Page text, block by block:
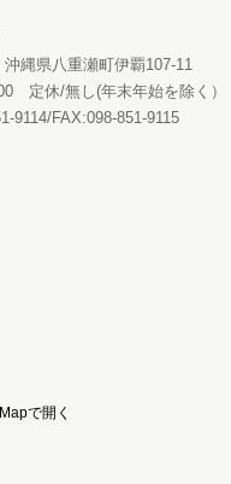
沖縄県八重瀬町伊覇107-11
定休/無し(年末年始を除く）
9114/FAX:098-851-9115
で開く